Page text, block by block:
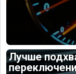
Лучше